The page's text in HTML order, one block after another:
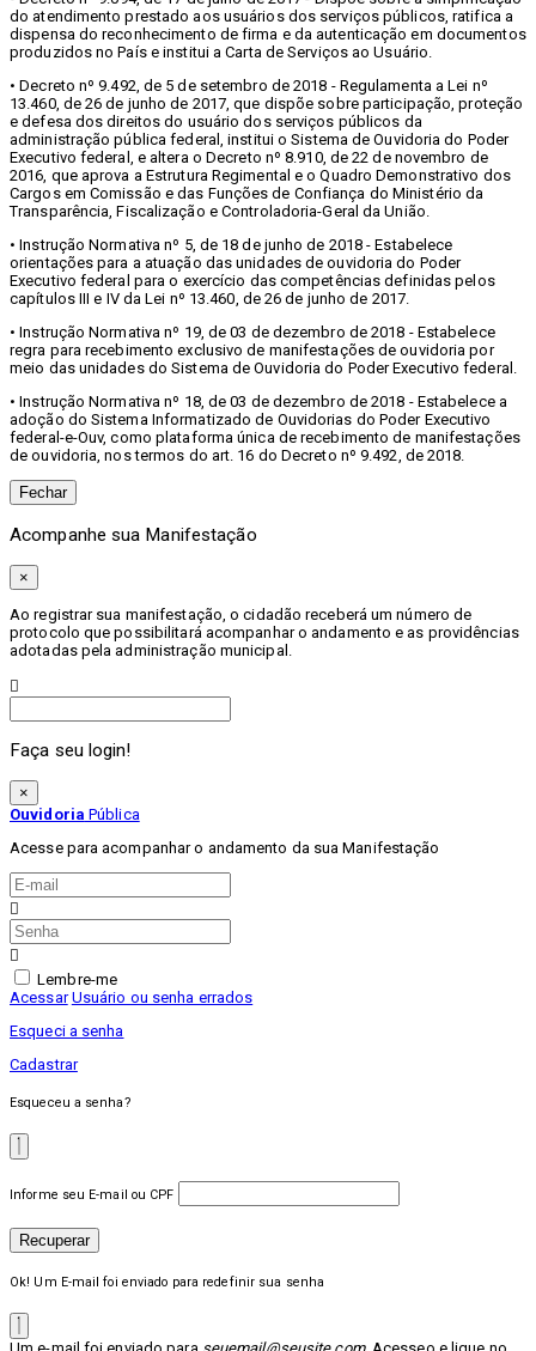
do atendimento prestado aos usuários dos serviços públicos, ratifica a
dispensa do reconhecimento de firma e da autenticação em documentos
produzidos no País e institui a Carta de Serviços ao Usuário.
• Decreto nº 9.492, de 5 de setembro de 2018 - Regulamenta a Lei nº
13.460, de 26 de junho de 2017, que dispõe sobre participação, proteção
e defesa dos direitos do usuário dos serviços públicos da
administração pública federal, institui o Sistema de Ouvidoria do Poder
Executivo federal, e altera o Decreto nº 8.910, de 22 de novembro de
2016, que aprova a Estrutura Regimental e o Quadro Demonstrativo dos
Cargos em Comissão e das Funções de Confiança do Ministério da
Transparência, Fiscalização e Controladoria-Geral da União.
• Instrução Normativa nº 5, de 18 de junho de 2018 - Estabelece
orientações para a atuação das unidades de ouvidoria do Poder
Executivo federal para o exercício das competências definidas pelos
capítulos III e IV da Lei nº 13.460, de 26 de junho de 2017.
• Instrução Normativa nº 19, de 03 de dezembro de 2018 - Estabelece
regra para recebimento exclusivo de manifestações de ouvidoria por
meio das unidades do Sistema de Ouvidoria do Poder Executivo federal.
• Instrução Normativa nº 18, de 03 de dezembro de 2018 - Estabelece a
adoção do Sistema Informatizado de Ouvidorias do Poder Executivo
federal-e-Ouv, como plataforma única de recebimento de manifestações
de ouvidoria, nos termos do art. 16 do Decreto nº 9.492, de 2018.
Fechar
Acompanhe sua Manifestação
×
Ao registrar sua manifestação, o cidadão receberá um número de
protocolo que possibilitará acompanhar o andamento e as providências
adotadas pela administração municipal.
Faça seu login!
×
Ouvidoria Pública
Acesse para acompanhar o andamento da sua Manifestação
Lembre-me
Acessar Usuário ou senha errados
Esqueci a senha
Cadastrar
Esqueceu a senha?
Informe seu E-mail ou CPF
Recuperar
Ok! Um E-mail foi enviado para redefinir sua senha